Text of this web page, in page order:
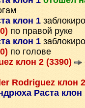
клон 1
по правой руке
клон 1
по голове
клон 2 (3390)
Rodriguez клон
Раста клон